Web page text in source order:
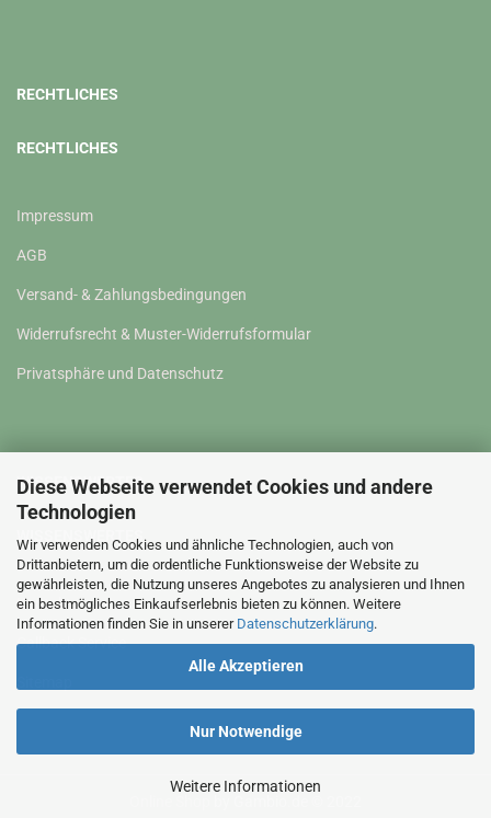
Diese Webseite verwendet Cookies und andere
Technologien
Wir verwenden Cookies und ähnliche Technologien, auch von
Drittanbietern, um die ordentliche Funktionsweise der Website zu
gewährleisten, die Nutzung unseres Angebotes zu analysieren und Ihnen
ein bestmögliches Einkaufserlebnis bieten zu können. Weitere
Informationen finden Sie in unserer Datenschutzerklärung.
Alle Akzeptieren
Nur Notwendige
Weitere Informationen
RECHTLICHES
RECHTLICHES
Impressum
AGB
Versand- & Zahlungsbedingungen
Widerrufsrecht & Muster-Widerrufsformular
Privatsphäre und Datenschutz
WISSENSWERTES
WISSENSWERTES
Kontakt
Callback Service